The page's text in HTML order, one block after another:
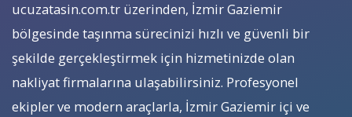
ucuzatasin.com.tr üzerinden, İzmir Gaziemir
bölgesinde taşınma sürecinizi hızlı ve güvenli bir
şekilde gerçekleştirmek için hizmetinizde olan
nakliyat firmalarına ulaşabilirsiniz. Profesyonel
ekipler ve modern araçlarla, İzmir Gaziemir içi ve